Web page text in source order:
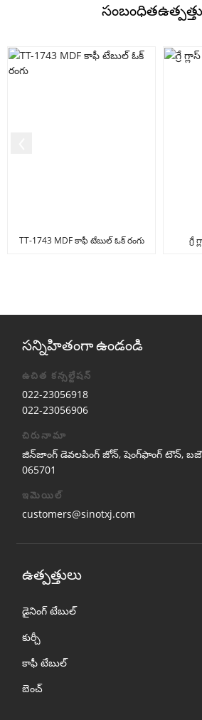
సంబంధిత
TT-1743 MDF కాఫీ టేబుల్ ఓక్ రంగు గ్రే
సన్నిహితంగా ఉండండి
ఉచిత కన్సల్టేషన్
022-23056918
022-23056906
చిరునామా
జిన్‌జాంగ్ డెవలపింగ్ జోన్, షెంగ్‌ఫాంగ్ టౌన్,
065701
ఇమెయిల్
customers@sinotxj.com
ఉత్పత్తులు
డైనింగ్ టేబుల్
కుర్చీ
కాఫీ టేబుల్
బెంచ్